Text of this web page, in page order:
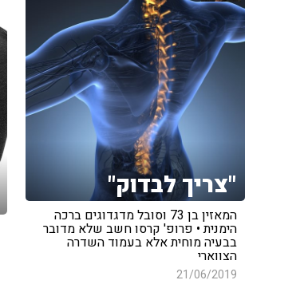
"צריך לבדוק"
המאזין בן 73 וסובל מדגדוגים ברכה
הימנית • פרופ' קרסו חשב שלא מדובר
בבעיה מוחית אלא בעמוד השדרה
הצווארי
21/06/2019